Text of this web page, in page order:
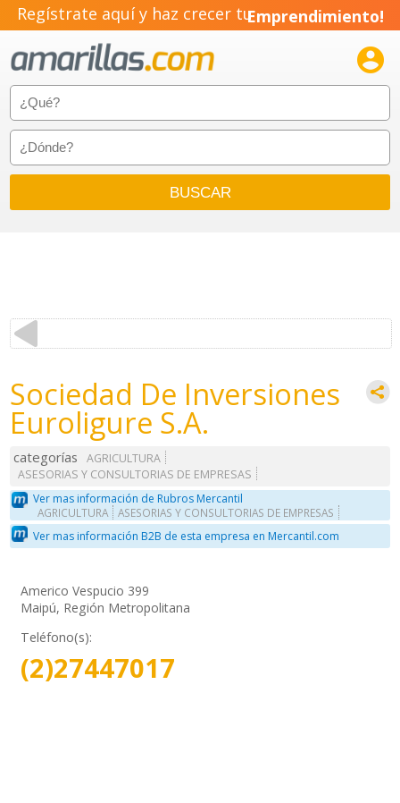
Regístrate aquí y haz crecer tuEmprendimiento!

Sociedad De Inversiones
Euroligure S.A.
categorías
AGRICULTURA
ASESORIAS Y CONSULTORIAS DE EMPRESAS
Ver mas información de Rubros Mercantil
AGRICULTURA ASESORIAS Y CONSULTORIAS DE EMPRESAS
Ver mas información B2B de esta empresa en Mercantil.com
Americo Vespucio 399
Maipú, Región Metropolitana
Teléfono(s):
(2)27447017